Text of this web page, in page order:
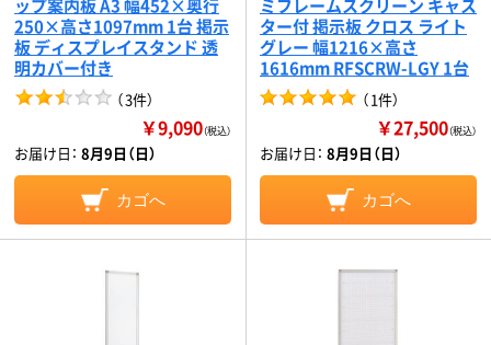
ップ案内板 A3 幅452×奥行
250×高さ1097mm 1台 掲示
板 ディスプレイスタンド 透
明カバー付き
（3件）
￥9,090（税込）
お届け日： 8月9日（日）
カゴへ
ミフレームスクリーン キャス
ター付 掲示板 クロス ライト
グレー 幅1216×高さ
1616mm RFSCRW-LGY 1台
（1件）
￥27,500（税込）
お届け日： 8月9日（日）
カゴへ